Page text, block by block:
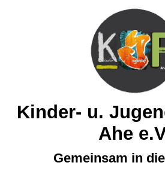
Kinder- u.
Ahe
Gemeinsam in